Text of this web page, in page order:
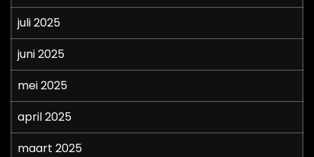
juli 2025
juni 2025
mei 2025
april 2025
maart 2025